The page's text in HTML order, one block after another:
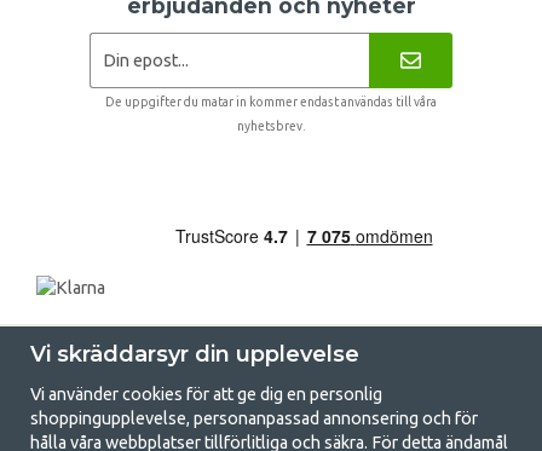
erbjudanden och nyheter
De uppgifter du matar in kommer endast användas till våra
nyhetsbrev.
Vi skräddarsyr din upplevelse
Vi använder cookies för att ge dig en personlig
shoppingupplevelse, personanpassad annonsering och för
hålla våra webbplatser tillförlitliga och säkra. För detta ändamål